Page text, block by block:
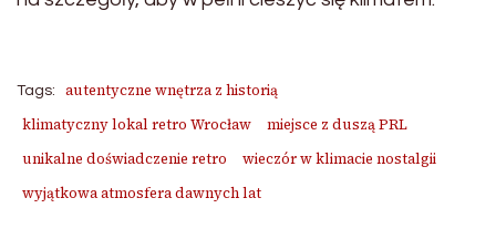
Tags:
autentyczne wnętrza z historią
klimatyczny lokal retro Wrocław
miejsce z duszą PRL
unikalne doświadczenie retro
wieczór w klimacie nostalgii
wyjątkowa atmosfera dawnych lat